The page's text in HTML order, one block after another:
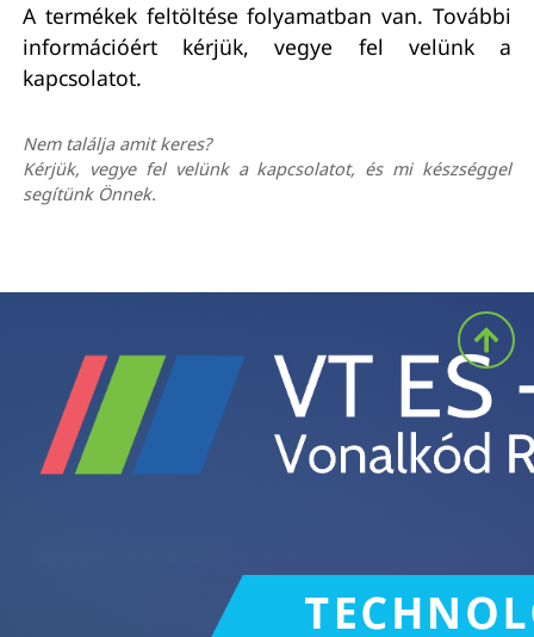
A termékek feltöltése folyamatban van. További
információért kérjük, vegye fel velünk a
kapcsolatot.
Nem találja amit keres?
Kérjük, vegye fel velünk a kapcsolatot, és mi készséggel
segítünk Önnek.